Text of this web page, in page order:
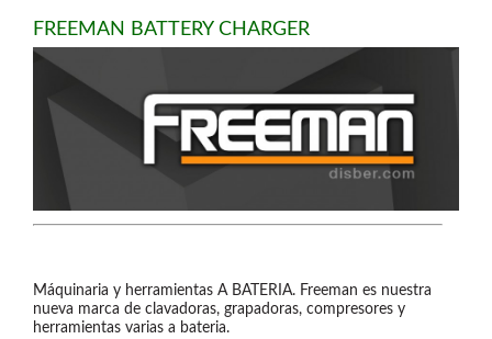
FREEMAN BATTERY CHARGER
Máquinaria y herramientas A BATERIA. Freeman es nuestra
nueva marca de clavadoras, grapadoras, compresores y
herramientas varias a bateria.